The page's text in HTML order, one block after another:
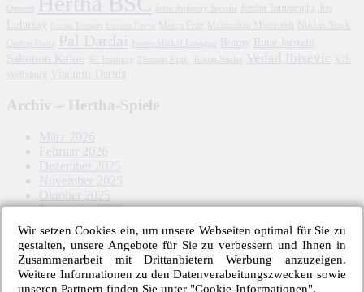
Jordan Torunarigha
Jos
Luhukay
Marco Fritz Maximilian Mittelstädt Niklas Stark
Pal Dardai Pierre-Michel Lasogga Ronny Rune Jarstein
Salomon Kalou SC Freiburg Tobias Stieler Vedad Ibisevic
VfL
Wolfsburg Vladimir Darida
Archiv – Hertha-Spiele
März 2026
Februar 2026
Dezember 2025
November 2025
Oktober 2025
September 2025
August 2025
Mai 2025
April 2025
März 2025
Februar 2025
Wir setzen Cookies ein, um unsere Webseiten optimal für Sie zu
gestalten, unsere Angebote für Sie zu verbessern und Ihnen in
Zusammenarbeit mit Drittanbietern Werbung anzuzeigen.
Weitere Informationen zu den Datenverabeitungszwecken sowie
unseren Partnern finden Sie unter "Cookie-Informationen".